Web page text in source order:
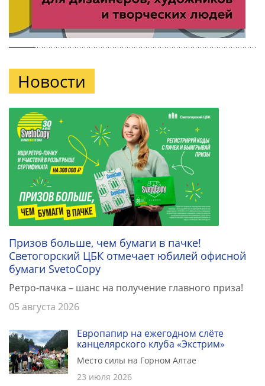
Новости
Призов больше, чем бумаги в пачке!
Светогорский ЦБК отмечает юбилей офисной
бумаги SvetoCopy
Ретро-пачка – шанс на получение главного приза!
05 августа 2026
Европапир на ежегодном слёте
канцелярского клуба «Экстрим»
Место силы на Горном Алтае
23 июля 2026